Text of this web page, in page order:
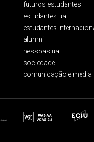
futuros estudantes
estudantes ua
estudantes
alumni
pessoas ua
sociedade
comunicação e media